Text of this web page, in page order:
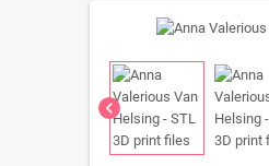
chevron_left